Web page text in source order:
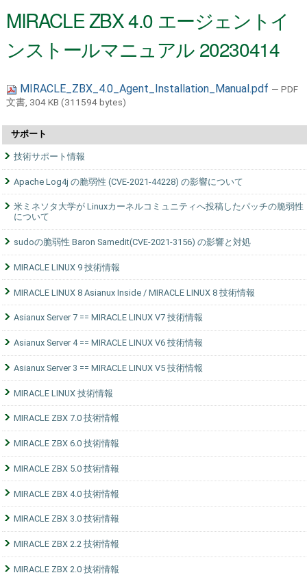
MIRACLE ZBX 4.0 エージェントイ
ンストールマニュアル 20230414
MIRACLE_ZBX_4.0_Agent_Installation_Manual.pdf — PDF
文書, 304 KB (311594 bytes)
サポート
技術サポート情報
Apache Log4j の脆弱性 (CVE-2021-44228) の影響について
米ミネソタ大学が Linuxカーネルコミュニティへ投稿したパッチの脆弱性
について
sudoの脆弱性 Baron Samedit(CVE-2021-3156) の影響と対処
MIRACLE LINUX 9 技術情報
MIRACLE LINUX 8 Asianux Inside / MIRACLE LINUX 8 技術情報
Asianux Server 7 == MIRACLE LINUX V7 技術情報
Asianux Server 4 == MIRACLE LINUX V6 技術情報
Asianux Server 3 == MIRACLE LINUX V5 技術情報
MIRACLE LINUX 技術情報
MIRACLE ZBX 7.0 技術情報
MIRACLE ZBX 6.0 技術情報
MIRACLE ZBX 5.0 技術情報
MIRACLE ZBX 4.0 技術情報
MIRACLE ZBX 3.0 技術情報
MIRACLE ZBX 2.2 技術情報
MIRACLE ZBX 2.0 技術情報